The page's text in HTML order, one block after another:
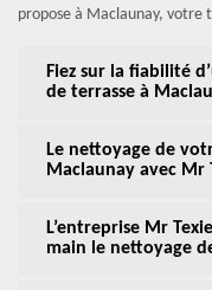
propose à Maclaunay, votre
Fiez sur la fiabilité
de terrasse à
Le nettoyage de
Maclaunay avec Mr
L’entreprise Mr
main le nettoyage